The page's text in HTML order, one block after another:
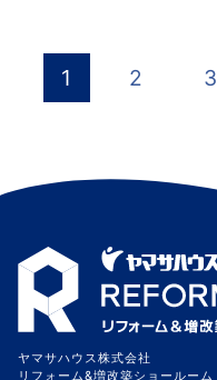
1 2 3
ヤマサハウス株式会社
リフォーム&増改築ショールーム